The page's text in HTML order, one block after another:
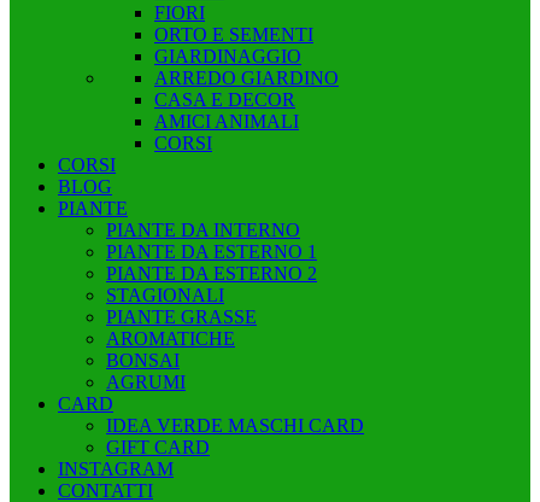
FIORI
ORTO E SEMENTI
GIARDINAGGIO
ARREDO GIARDINO
CASA E DECOR
AMICI ANIMALI
CORSI
CORSI
BLOG
PIANTE
PIANTE DA INTERNO
PIANTE DA ESTERNO 1
PIANTE DA ESTERNO 2
STAGIONALI
PIANTE GRASSE
AROMATICHE
BONSAI
AGRUMI
CARD
IDEA VERDE MASCHI CARD
GIFT CARD
INSTAGRAM
CONTATTI